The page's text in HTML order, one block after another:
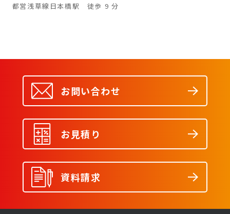
都営浅草線日本橋駅 徒歩 9 分
お問い合わせ
お見積り
資料請求